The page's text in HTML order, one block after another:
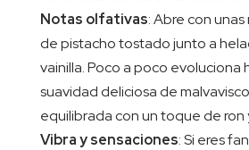
Notas olfativas: Abre con
de pistacho tostado junto a
vainilla. Poco a poco evoluciona
suavidad deliciosa de
equilibrada con un toque de ron
Vibra y sensaciones: Si eres